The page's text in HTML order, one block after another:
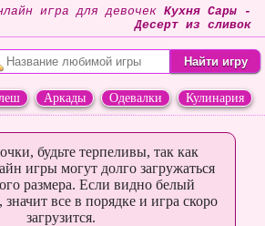
игра для девочек Кухня Сары -
Десерт из сливок
Аркады Одевалки
Кулинария
будьте терпеливы, так как
игры могут долго загружаться
размера. Если видно белый
все в порядке и игра скоро
загрузится.